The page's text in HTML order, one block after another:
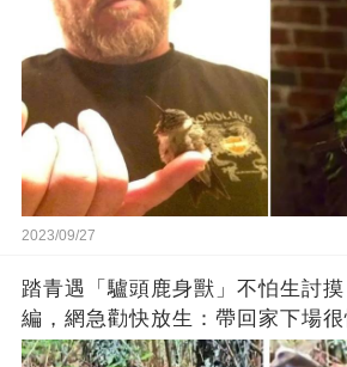
2023/09/27
踏青遇「驢頭鹿身獸」不怕生討
編，網急勸快放生：帶回家下場很